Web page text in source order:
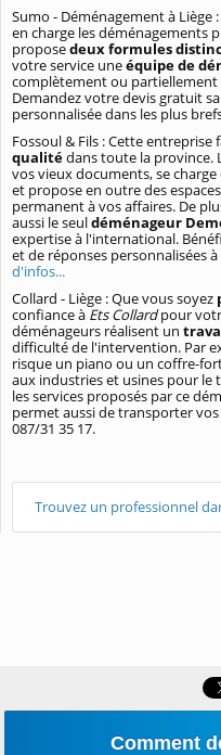
Sumo - Déménagement à
en charge les déménagements
proposedeux formules
votre service uneéquipe de
complètement ou
Demandez votre devis gratuit
personnalisée dans les plus
Fossoul & Fils : Cette
qualitédans toute la province.
vos vieux documents, se
et propose en outre des
permanent à vos affaires. De
aussi le seuldéménageur
expertise à l'international.
et de réponses personnalisées
d'infos...
Collard - Liège : Que vous soyez
confiance à Ets Collardpour
déménageurs réalisent un
difficulté de l'intervention. Par
risque un piano ou un coffre-
aux industries et usines pour le
les services proposés par ce
permet aussi de transporter
087/31 35 17.
Trouvez un professionnel
Comment